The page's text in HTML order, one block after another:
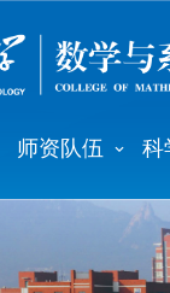
师资队伍 科